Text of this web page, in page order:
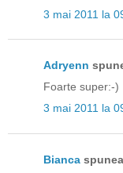
3 mai 2011 la
Adryenn
Foarte super:-)
3 mai 2011 la
Bianca